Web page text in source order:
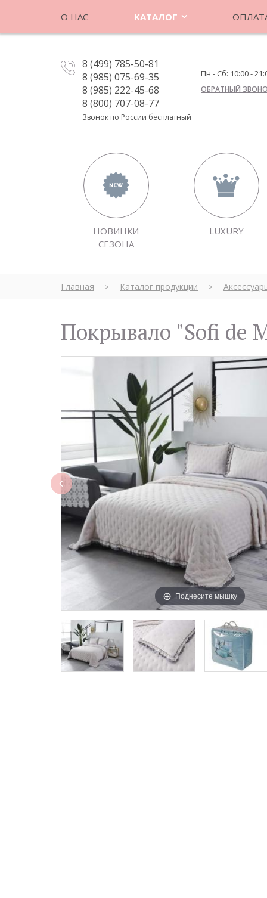
О НАС КАТАЛОГ
8 (499) 785-50-81
8 (985) 075-69-35
8 (985) 222-45-68
8 (800) 707-08-77
Звонок по России бесплатный
Пн - Сб: 10:00 -
ОБРАТНЫЙ
НОВИНКИ
СЕЗОНА
LUXURY
Главная > Каталог продукции >
Покрывало "Sofi
Поднесите мышку